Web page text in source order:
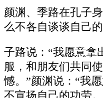
颜渊、季路在孔子
么不各自谈谈自己
子路说：“我愿意拿
服，和朋友们共同
憾。”颜渊说：“我
不宣扬自己的功劳